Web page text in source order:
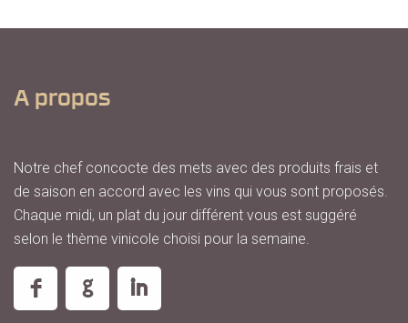
A propos
Notre chef concocte des mets avec des produits frais et
de saison en accord avec les vins qui vous sont proposés.
Chaque midi, un plat du jour différent vous est suggéré
selon le thème vinicole choisi pour la semaine.